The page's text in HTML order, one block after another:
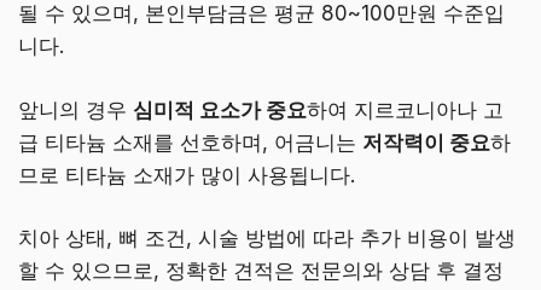
될 수 있으며, 본인부담금은 평균 80~100만원 수준입
니다.
앞니의 경우 심미적 요소가 중요하여 지르코니아나 고
급 티타늄 소재를 선호하며, 어금니는 저작력이 중요하
므로 티타늄 소재가 많이 사용됩니다.
치아 상태, 뼈 조건, 시술 방법에 따라 추가 비용이 발생
할 수 있으므로, 정확한 견적은 전문의와 상담 후 결정